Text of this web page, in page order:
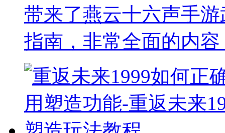
带来了燕云十六声手
指南，非常全面的内